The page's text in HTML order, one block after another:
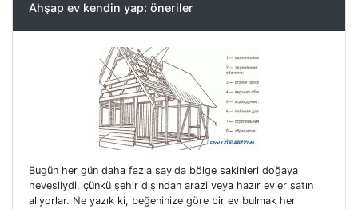
Ahşap ev kendin yap: öneriler
Bugün her gün daha fazla sayıda bölge sakinleri doğaya
hevesliydi, çünkü şehir dışından arazi veya hazır evler satın
alıyorlar. Ne yazık ki, beğeninize göre bir ev bulmak her